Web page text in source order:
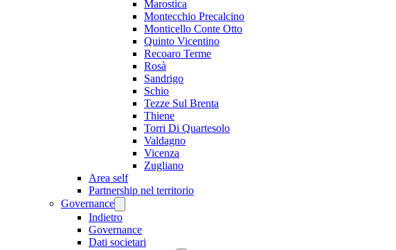
Marostica
Montecchio Precalcino
Monticello Conte Otto
Quinto Vicentino
Recoaro Terme
Rosà
Sandrigo
Schio
Tezze Sul Brenta
Thiene
Torri Di Quartesolo
Valdagno
Vicenza
Zugliano
Area self
Partnership nel territorio
Governance
Indietro
Governance
Dati societari